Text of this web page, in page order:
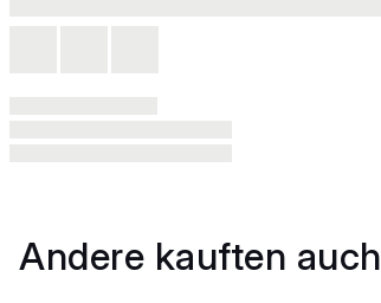
Andere kauften auch